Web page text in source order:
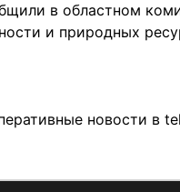
в областном
и природных
новости в